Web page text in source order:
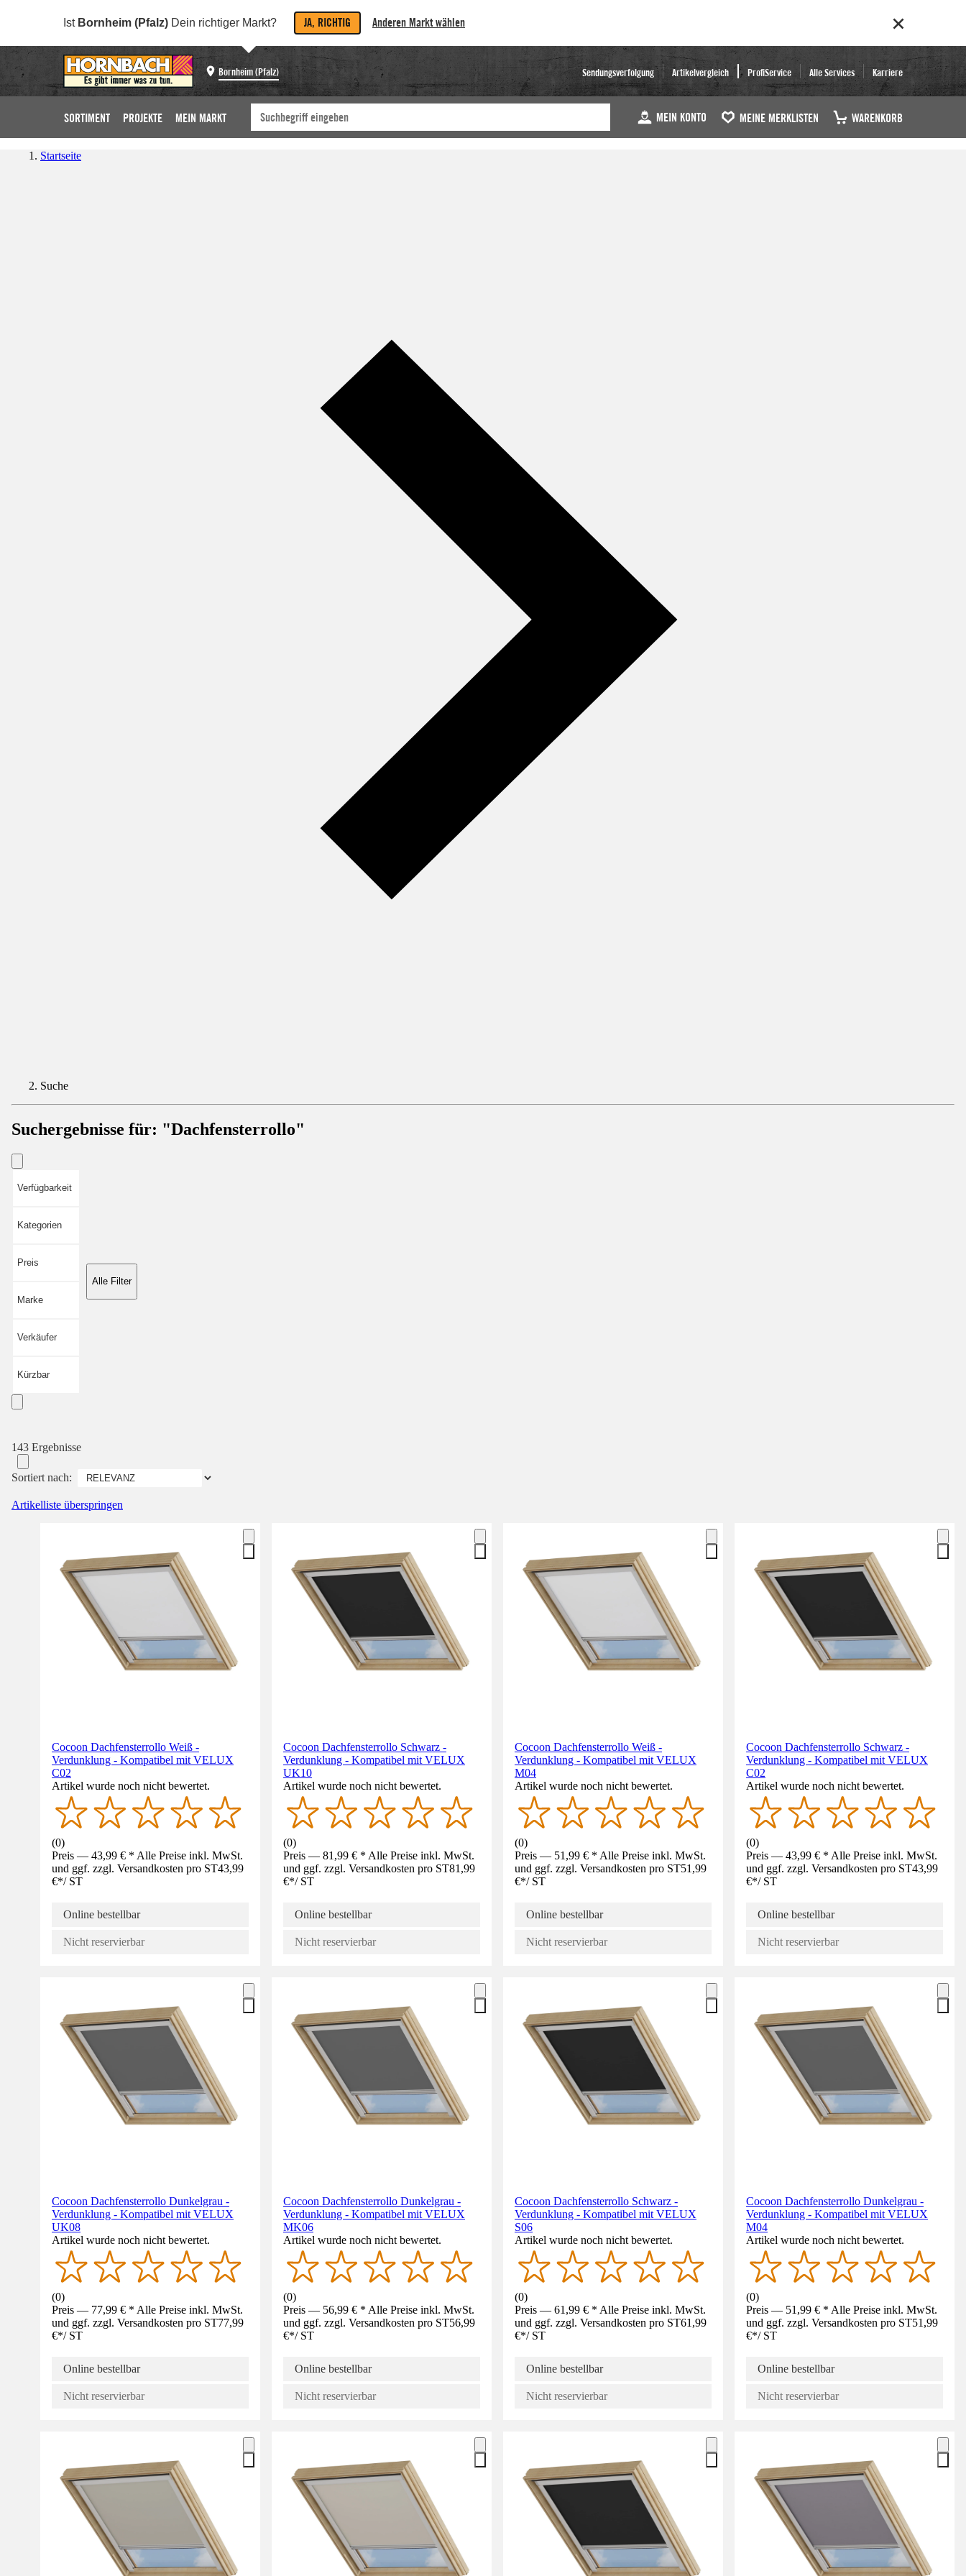
Ist Bornheim (Pfalz) Dein richtiger Markt? JA, RICHTIG Anderen Markt wählen
Bornheim (Pfalz) Sendungsverfolgung Artikelvergleich ProfiService Alle Services Karriere
SORTIMENT PROJEKTE MEIN MARKT MEIN KONTO MEINE MERKLISTEN WARENKORB
Startseite
Suche
Suchergebnisse für: "Dachfensterrollo"
Verfügbarkeit
Kategorien
Preis
Marke
Verkäufer
Kürzbar
Alle Filter
143 Ergebnisse
Sortiert nach:
Artikelliste überspringen
Cocoon Dachfensterrollo Weiß -
Verdunklung - Kompatibel mit VELUX
C02
Artikel wurde noch nicht bewertet.
(0)
Preis — 43,99 € * Alle Preise inkl. MwSt.
und ggf. zzgl. Versandkosten pro ST43,99
€*/ ST
Online bestellbar
Nicht reservierbar
Cocoon Dachfensterrollo Schwarz -
Verdunklung - Kompatibel mit VELUX
UK10
Artikel wurde noch nicht bewertet.
(0)
Preis — 81,99 € * Alle Preise inkl. MwSt.
und ggf. zzgl. Versandkosten pro ST81,99
€*/ ST
Online bestellbar
Nicht reservierbar
Cocoon Dachfensterrollo Weiß -
Verdunklung - Kompatibel mit VELUX
M04
Artikel wurde noch nicht bewertet.
(0)
Preis — 51,99 € * Alle Preise inkl. MwSt.
und ggf. zzgl. Versandkosten pro ST51,99
€*/ ST
Online bestellbar
Nicht reservierbar
Cocoon Dachfensterrollo Schwarz -
Verdunklung - Kompatibel mit VELUX
C02
Artikel wurde noch nicht bewertet.
(0)
Preis — 43,99 € * Alle Preise inkl. MwSt.
und ggf. zzgl. Versandkosten pro ST43,99
€*/ ST
Online bestellbar
Nicht reservierbar
Cocoon Dachfensterrollo Dunkelgrau -
Verdunklung - Kompatibel mit VELUX
UK08
Artikel wurde noch nicht bewertet.
(0)
Preis — 77,99 € * Alle Preise inkl. MwSt.
und ggf. zzgl. Versandkosten pro ST77,99
€*/ ST
Online bestellbar
Nicht reservierbar
Cocoon Dachfensterrollo Dunkelgrau -
Verdunklung - Kompatibel mit VELUX
MK06
Artikel wurde noch nicht bewertet.
(0)
Preis — 56,99 € * Alle Preise inkl. MwSt.
und ggf. zzgl. Versandkosten pro ST56,99
€*/ ST
Online bestellbar
Nicht reservierbar
Cocoon Dachfensterrollo Schwarz -
Verdunklung - Kompatibel mit VELUX
S06
Artikel wurde noch nicht bewertet.
(0)
Preis — 61,99 € * Alle Preise inkl. MwSt.
und ggf. zzgl. Versandkosten pro ST61,99
€*/ ST
Online bestellbar
Nicht reservierbar
Cocoon Dachfensterrollo Dunkelgrau -
Verdunklung - Kompatibel mit VELUX
M04
Artikel wurde noch nicht bewertet.
(0)
Preis — 51,99 € * Alle Preise inkl. MwSt.
und ggf. zzgl. Versandkosten pro ST51,99
€*/ ST
Online bestellbar
Nicht reservierbar